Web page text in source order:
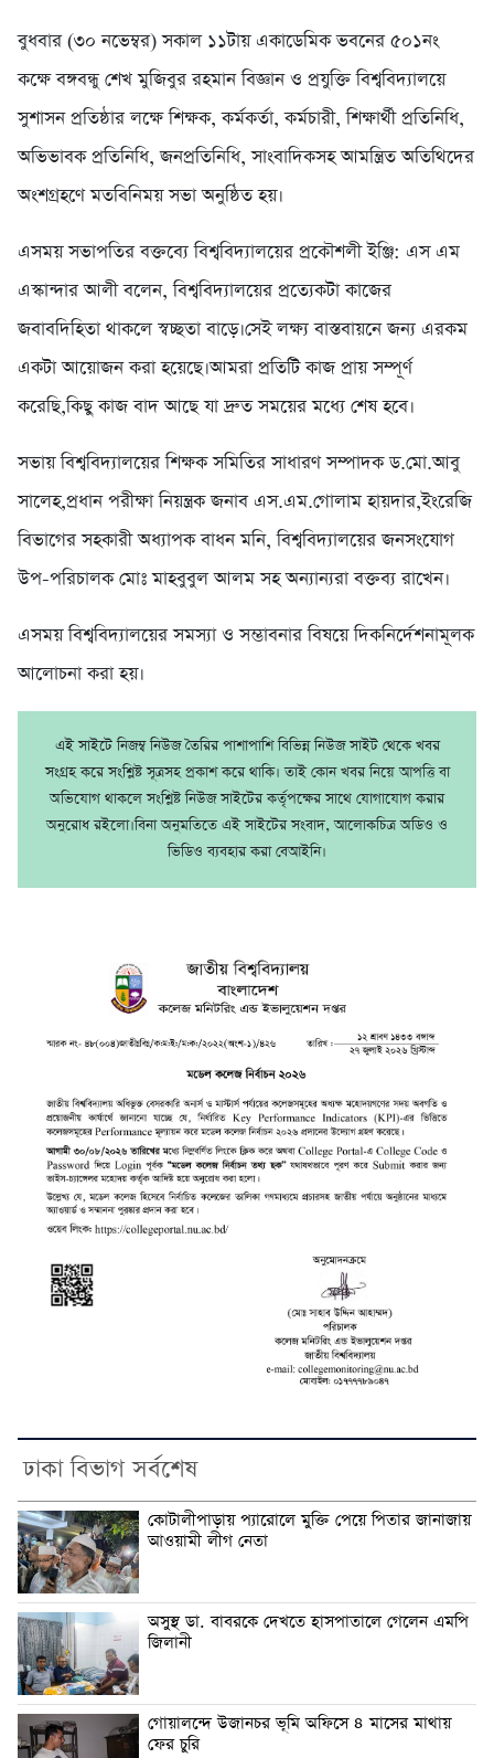
বুধবার (৩০ নভেম্বর) সকাল ১১টায় একাডেমিক ভবনের ৫০১নং
কক্ষে বঙ্গবন্ধু শেখ মুজিবুর রহমান বিজ্ঞান ও প্রযুক্তি বিশ্ববিদ্যালয়ে
সুশাসন প্রতিষ্ঠার লক্ষে শিক্ষক, কর্মকর্তা, কর্মচারী, শিক্ষার্থী প্রতিনিধি,
অভিভাবক প্রতিনিধি, জনপ্রতিনিধি, সাংবাদিকসহ আমন্ত্রিত অতিথিদের
অংশগ্রহণে মতবিনিময় সভা অনুষ্ঠিত হয়।
এসময় সভাপতির বক্তব্যে বিশ্ববিদ্যালয়ের প্রকৌশলী ইঞ্জি: এস এম
এস্কান্দার আলী বলেন, বিশ্ববিদ্যালয়ের প্রত্যেকটা কাজের
জবাবদিহিতা থাকলে স্বচ্ছতা বাড়ে।সেই লক্ষ্য বাস্তবায়নে জন্য এরকম
একটা আয়োজন করা হয়েছে।আমরা প্রতিটি কাজ প্রায় সম্পূর্ণ
করেছি,কিছু কাজ বাদ আছে যা দ্রুত সময়ের মধ্যে শেষ হবে।
সভায় বিশ্ববিদ্যালয়ের শিক্ষক সমিতির সাধারণ সম্পাদক ড.মো.আবু
সালেহ,প্রধান পরীক্ষা নিয়ন্ত্রক জনাব এস.এম.গোলাম হায়দার,ইংরেজি
বিভাগের সহকারী অধ্যাপক বাধন মনি, বিশ্ববিদ্যালয়ের জনসংযোগ
উপ-পরিচালক মোঃ মাহবুবুল আলম সহ অন্যান্যরা বক্তব্য রাখেন।
এসময় বিশ্ববিদ্যালয়ের সমস্যা ও সম্ভাবনার বিষয়ে দিকনির্দেশনামূলক
আলোচনা করা হয়।
এই সাইটে নিজম্ব নিউজ তৈরির পাশাপাশি বিভিন্ন নিউজ সাইট থেকে খবর
সংগ্রহ করে সংশ্লিষ্ট সূত্রসহ প্রকাশ করে থাকি। তাই কোন খবর নিয়ে আপত্তি বা
অভিযোগ থাকলে সংশ্লিষ্ট নিউজ সাইটের কর্তৃপক্ষের সাথে যোগাযোগ করার
অনুরোধ রইলো।বিনা অনুমতিতে এই সাইটের সংবাদ, আলোকচিত্র অডিও ও
ভিডিও ব্যবহার করা বেআইনি।
ঢাকা বিভাগ সর্বশেষ
কোটালীপাড়ায় প্যারোলে মুক্তি পেয়ে পিতার জানাজায়
আওয়ামী লীগ নেতা
অসুস্থ ডা. বাবরকে দেখতে হাসপাতালে গেলেন এমপি
জিলানী
গোয়ালন্দে উজানচর ভূমি অফিসে ৪ মাসের মাথায়
ফের চুরি